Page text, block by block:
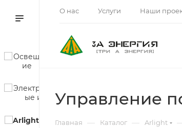
О нас Услуги Наши
Управление
Главная — Каталог — Arlight